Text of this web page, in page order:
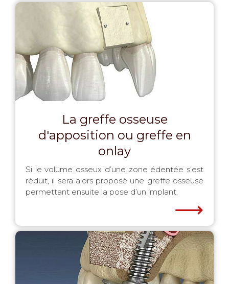
La greffe osseuse
d'apposition ou greffe en
onlay
Si le volume osseux d’une zone édentée s’est
réduit, il sera alors proposé une greffe osseuse
permettant ensuite la pose d’un implant.
⟶